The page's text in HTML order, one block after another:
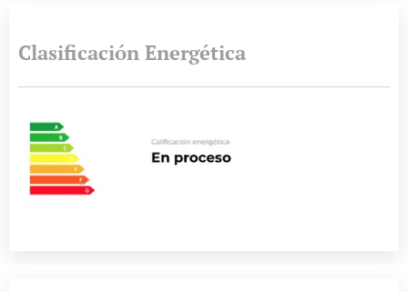
Clasificación Energética